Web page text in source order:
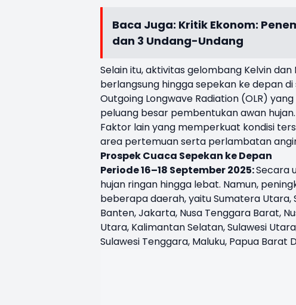
Baca Juga: Kritik Ekonom:
dan 3 Undang-Undang
Selain itu, aktivitas gelombang Kelvin
berlangsung hingga sepekan ke depan
Outgoing Longwave Radiation (OLR)
peluang besar pembentukan awan hujan.
Faktor lain yang memperkuat kondisi
area pertemuan serta perlambatan
Prospek Cuaca Sepekan ke Depan
Periode 16–18 September 2025:Secara
hujan ringan hingga lebat. Namun,
beberapa daerah, yaitu Sumatera Utara,
Banten, Jakarta, Nusa Tenggara Barat,
Utara, Kalimantan Selatan, Sulawesi
Sulawesi Tenggara, Maluku, Papua Barat